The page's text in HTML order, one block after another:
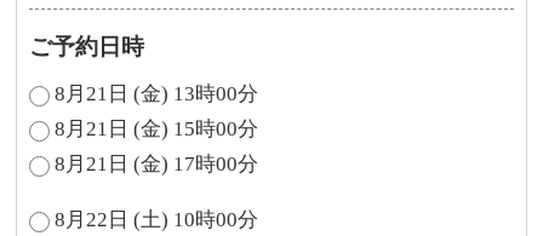
ご予約日時
8月21日 (金) 13時00分
8月21日 (金) 15時00分
8月21日 (金) 17時00分
8月22日 (土) 10時00分